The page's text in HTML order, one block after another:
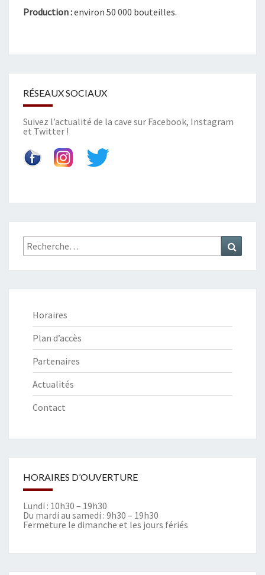
E
Production :environ 50 000 bouteilles.
RÉSEAUX SOCIAUX
Suivez l’actualité de la cave sur Facebook, Instagram
et Twitter !
Recherche
:
Horaires
Plan d’accès
Partenaires
Actualités
Contact
HORAIRES D’OUVERTURE
Lundi : 10h30 – 19h30
Du mardi au samedi : 9h30 – 19h30
Fermeture le dimanche et les jours fériés